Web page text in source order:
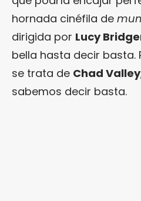
hornada cinéfila de
dirigida por Lucy
bella hasta decir basta.
se trata de Chad Valley
sabemos decir basta.